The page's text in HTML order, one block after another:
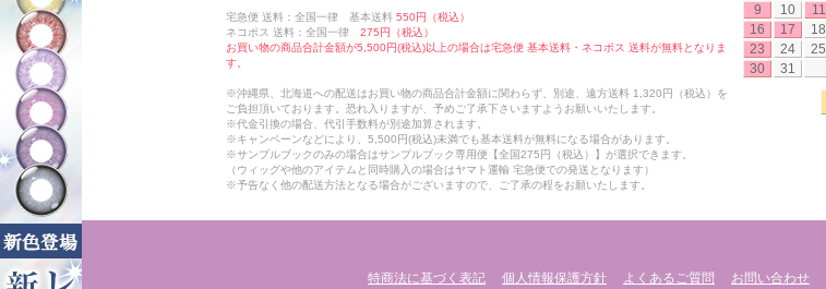
宅急便 送料：全国一律 基本送料 550円（税込）
ネコポス 送料：全国一律 275円（税込）
お買い物の商品合計金額が5,500円(税込)以上の場合は宅急便 基本送料・ネコポス 送料が無料となりま
す。
※沖縄県、北海道への配送はお買い物の商品合計金額に関わらず、別途、遠方送料 1,320円（税込）を
ご負担頂いております。恐れ入りますが、予めご了承下さいますようお願いいたします。
※代金引換の場合、代引手数料が別途加算されます。
※キャンペーンなどにより、5,500円(税込)未満でも基本送料が無料になる場合があります。
※サンプルブックのみの場合はサンプルブック専用便【全国275円（税込）】が選択できます。
（ウィッグや他のアイテムと同時購入の場合はヤマト運輸 宅急便での発送となります）
※予告なく他の配送方法となる場合がございますので、ご了承の程をお願いたします。
9
10 11
16
17 18
23
24 25
30
31
特商法に基づく表記 個人情報保護方針 よくあるご質問 お問い合わせ